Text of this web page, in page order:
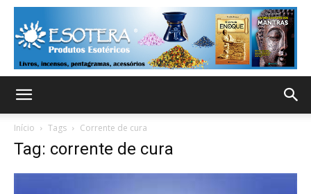
Início Tags Corrente de cura
Tag: corrente de cura